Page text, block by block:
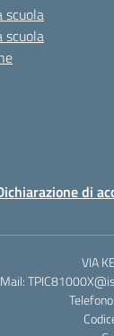
scuola
scuola
di
VIA
Mail: